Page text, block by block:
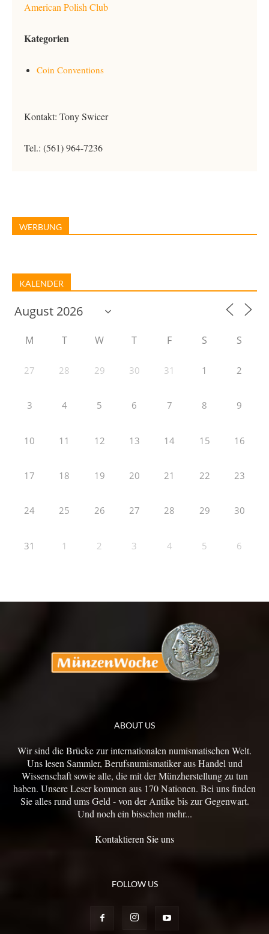
American Polish Club
Kategorien
Coin Conventions
Kontakt: Tony Swicer
Tel.: (561) 964-7236
WERBUNG
KALENDER
M T W T F S S
27 28 29 30 31 1 2
3 4 5 6 7 8 9
10 11 12 13 14 15 16
17 18 19 20 21 22 23
24 25 26 27 28 29 30
31 1 2 3 4 5 6
ABOUT US
Wir sind die Brücke zur internationalen numismatischen Welt.
Uns lesen Sammler, Berufsnumismatiker aus Handel und
Wissenschaft sowie alle, die mit der Münzherstellung zu tun
haben. Unsere Leser kommen aus 170 Nationen. Bei uns finden
Sie alles rund ums Geld - von der Antike bis zur Gegenwart.
Und noch ein bisschen mehr...
Kontaktieren Sie uns
FOLLOW US